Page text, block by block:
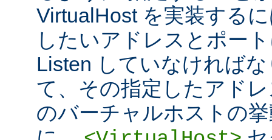
VirtualHost を実装する
したいアドレスとポー
Listen していなければ
て、その指定したアド
のバーチャルホストの